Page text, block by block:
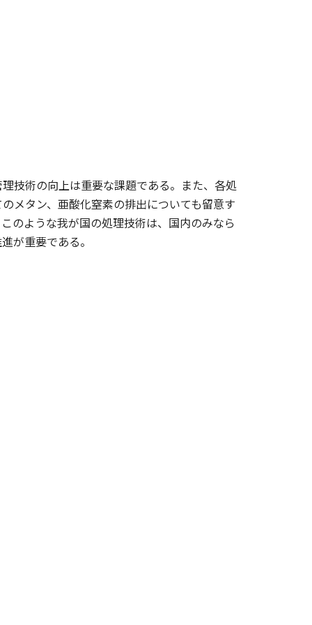
技術の向上は重要な課題である。また、各処
メタン、亜酸化窒素の排出についても留意す
のような我が国の処理技術は、国内のみなら
が重要である。